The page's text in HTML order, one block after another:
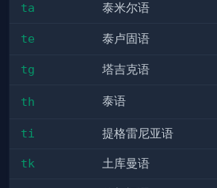
ta 泰米尔语
te 泰卢固语
tg 塔吉克语
th 泰语
ti 提格雷尼亚语
tk 土库曼语